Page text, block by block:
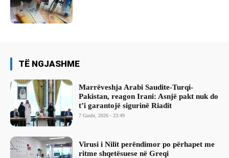
TË NGJASHME
Marrëveshja Arabi Saudite-Turqi-
Pakistan, reagon Irani: Asnjë pakt nuk do
t’i garantojë sigurinë Riadit
7 Gusht, 2026 - 23:49
Virusi i Nilit perëndimor po përhapet me
ritme shqetësuese në Greqi